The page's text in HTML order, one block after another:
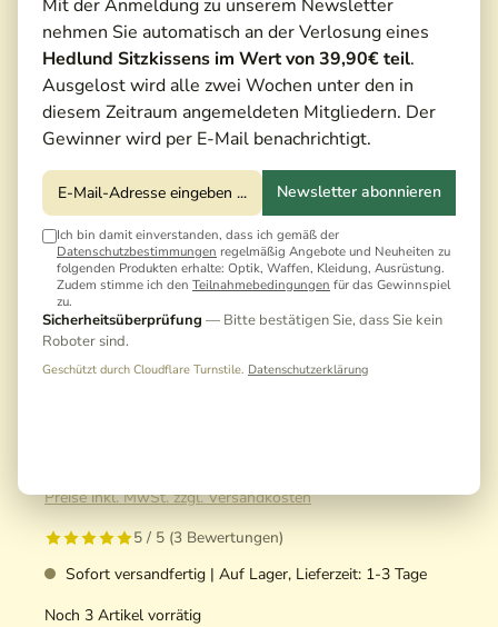
Mit der Anmeldung zu unserem Newsletter
nehmen Sie automatisch an der Verlosung eines
Hedlund Sitzkissens im Wert von 39,90€ teil.
Ausgelost wird alle zwei Wochen unter den in
diesem Zeitraum angemeldeten Mitgliedern. Der
Gewinner wird per E-Mail benachrichtigt.
Newsletter abonnieren
Ich bin damit einverstanden, dass ich gemäß der
Datenschutzbestimmungen regelmäßig Angebote und Neuheiten zu
folgenden Produkten erhalte: Optik, Waffen, Kleidung, Ausrüstung.
Zudem stimme ich den Teilnahmebedingungen für das Gewinnspiel
zu.
Sicherheitsüberprüfung — Bitte bestätigen Sie, dass Sie kein
Roboter sind.
Geschützt durch Cloudflare Turnstile. Datenschutzerklärung
Preise inkl. MwSt. zzgl. Versandkosten
5 / 5 (3 Bewertungen)
Sofort versandfertig | Auf Lager, Lieferzeit: 1-3 Tage
Noch 3 Artikel vorrätig